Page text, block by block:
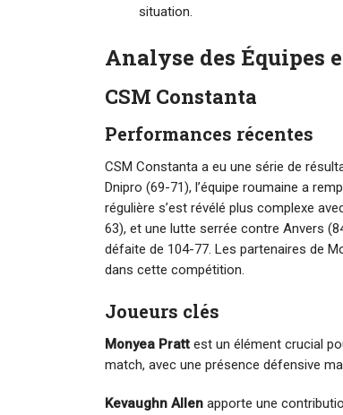
situation.
Analyse des Équipes
CSM Constanta
Performances récentes
CSM Constanta a eu une série de
Dnipro (69-71), l’équipe roumaine a
régulière s’est révélé plus complexe
63), et une lutte serrée contre Anvers
défaite de 104-77. Les partenaires de
dans cette compétition.
Joueurs clés
Monyea Pratt est un élément crucial
match, avec une présence défensive
Kevaughn Allen apporte une